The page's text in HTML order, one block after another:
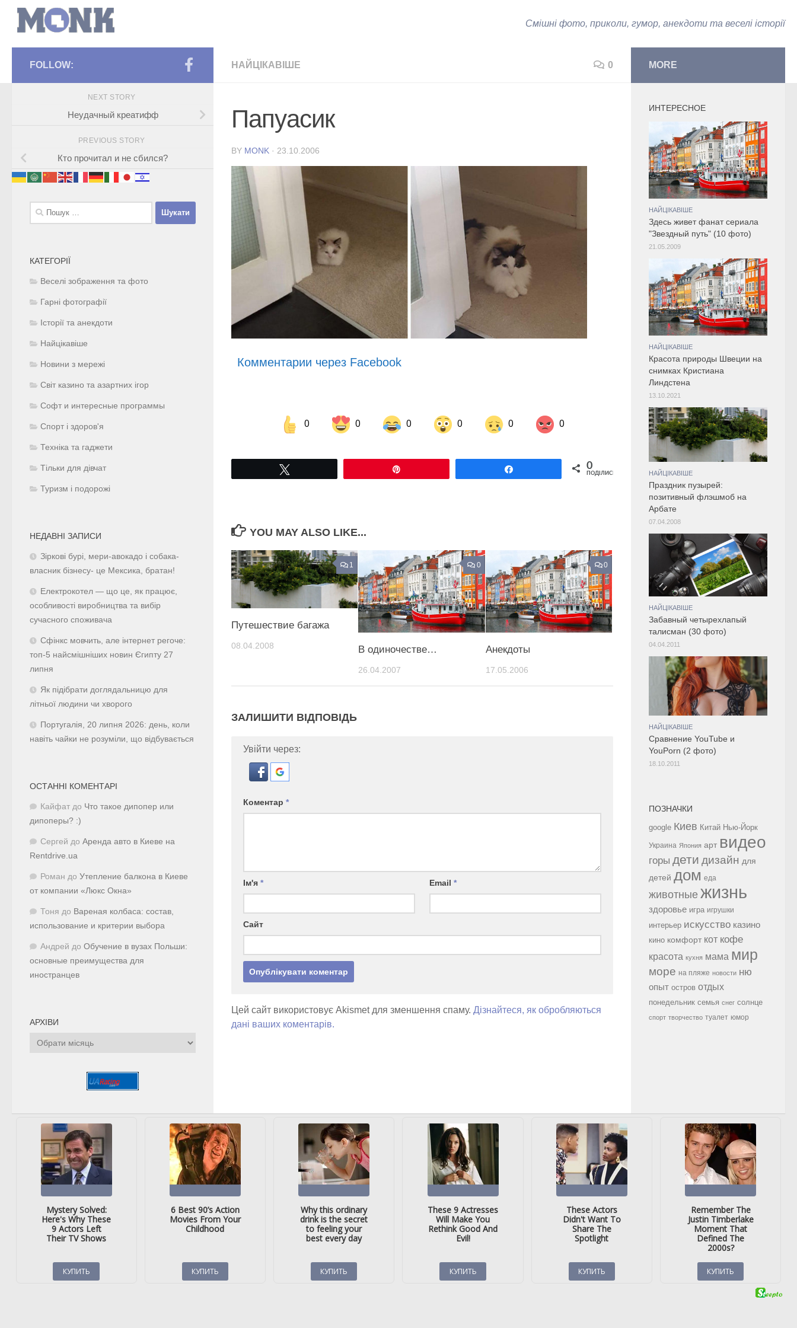
Смішні фото, приколи, гумор, анекдоти та веселі історії
НАЙЦІКАВІШЕ 0
Папуасик
BY MONK · 23.10.2006
Комментарии через Facebook
0 0 0 0 0 0
Share on Facebook Share on LinkedIn Share on Twitter 0
ПОДІЛИСЬ
YOU MAY ALSO LIKE...
1
Путешествие багажа
08.04.2008
0
В одиночестве…
26.04.2007
0
Анекдоты
17.05.2006
ЗАЛИШИТИ ВІДПОВІДЬ
Увійти через:
Коментар *
Ім'я * Email*
Сайт
Цей сайт використовує Akismet для зменшення спаму. Дізнайтеся, як обробляються
дані ваших коментарів.
FOLLOW:
NEXT STORY
Неудачный креатифф
PREVIOUS STORY
Кто прочитал и не сбился?
Пошук:
КАТЕГОРІЇ
Веселі зображення та фото
Гарні фотографії
Історії та анекдоти
Найцікавіше
Новини з мережі
Світ казино та азартних ігор
Софт и интересные программы
Спорт і здоров'я
Техніка та гаджети
Тільки для дівчат
Туризм і подорожі
НЕДАВНІ ЗАПИСИ
Зіркові бурі, мери-авокадо і собака-
власник бізнесу- це Мексика, братан!
Електрокотел — що це, як працює,
особливості виробництва та вибір
сучасного споживача
Сфінкс мовчить, але інтернет регоче:
топ-5 найсмішніших новин Єгипту 27
липня
Як підібрати доглядальницю для
літньої людини чи хворого
Португалія, 20 липня 2026: день, коли
навіть чайки не розуміли, що відбувається
ОСТАННІ КОМЕНТАРІ
Кайфат до Что такое дипопер или
дипоперы? :)
Сергей до Аренда авто в Киеве на
Rentdrive.ua
Роман до Утепление балкона в Киеве
от компании «Люкс Окна»
Тоня до Вареная колбаса: состав,
использование и критерии выбора
Андрей до Обучение в вузах Польши:
основные преимущества для
иностранцев
АРХІВИ
Архіви
MORE
ИНТЕРЕСНОЕ
НАЙЦІКАВІШЕ
Здесь живет фанат сериала
"Звездный путь" (10 фото)
21.05.2009
НАЙЦІКАВІШЕ
Красота природы Швеции на
снимках Кристиана
Линдстена
13.10.2021
НАЙЦІКАВІШЕ
Праздник пузырей:
позитивный флэшмоб на
Арбате
07.04.2008
НАЙЦІКАВІШЕ
Забавный четырехлапый
талисман (30 фото)
04.04.2011
НАЙЦІКАВІШЕ
Сравнение YouTube и
YouPorn (2 фото)
18.10.2011
ПОЗНАЧКИ
google Киев Китай Нью-Йорк
Украина Япония арт видео
горы дети дизайн для
детей дом еда
животные жизнь
здоровье игра игрушки
интерьер искусство казино
кино комфорт кот кофе
красота кухня мама мир
море на пляже новости ню
опыт остров отдых
понедельник семья снег солнце
спорт творчество туалет юмор